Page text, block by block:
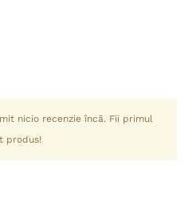
nicio recenzie încă. Fii primul
produs!